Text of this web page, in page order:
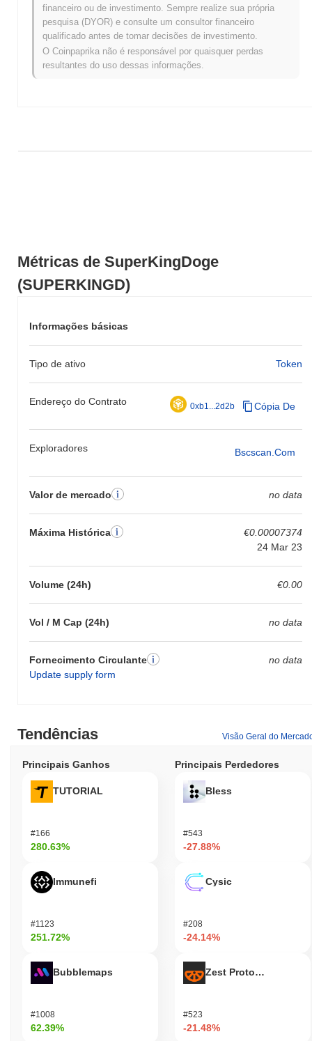
Métricas de SuperKingDoge
(SUPERKINGD)
Informações básicas
Tipo de ativo Token
Endereço do Contrato 0xb1...2d2b Cópia De
Exploradores Bscscan.com
Valor de mercado no data
Máxima Histórica
€0.00007374
24 Mar 23
Volume (24h) €0.00
Vol / M Cap (24h) no data
Fornecimento Circulante
Update supply form
no data
SuperKingDoge está sendo negociado atualmente ~0.00%
de sua ATH .
Como SuperKingDoge está se desempenhando
em comparação com o mercado cripto mais
financeiro ou de investimento. Sempre realize sua própria
pesquisa (DYOR) e consulte um consultor financeiro
qualificado antes de tomar decisões de investimento.
O Coinpaprika não é responsável por quaisquer perdas
resultantes do uso dessas informações.
Tendências Visão Geral do
Principais Ganhos
TUTORIAL
#166
280.63%
Immunefi
#1123
251.72%
Bubblemaps
#1008
62.39%
Principais Perdedores
Bless
#543
-27.88%
Cysic
#208
-24.14%
Zest Protocol
#523
-21.48%